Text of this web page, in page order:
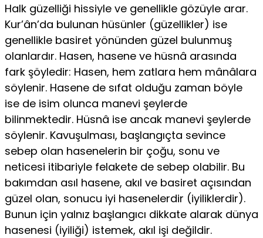
Halk güzelliği hissiyle ve genellikle gözüyle arar.
Kur’ân’da bulunan hüsünler (güzellikler) ise
genellikle basiret yönünden güzel bulunmuş
olanlardır. Hasen, hasene ve hüsnâ arasında
fark şöyledir: Hasen, hem zatlara hem mânâlara
söylenir. Hasene de sıfat olduğu zaman böyle
ise de isim olunca manevi şeylerde
bilinmektedir. Hüsnâ ise ancak manevi şeylerde
söylenir. Kavuşulması, başlangıçta sevince
sebep olan hasenelerin bir çoğu, sonu ve
neticesi itibariyle felakete de sebep olabilir. Bu
bakımdan asıl hasene, akıl ve basiret açısından
güzel olan, sonucu iyi hasenelerdir (iyiliklerdir).
Bunun için yalnız başlangıcı dikkate alarak dünya
hasenesi (iyiliği) istemek, akıl işi değildir.